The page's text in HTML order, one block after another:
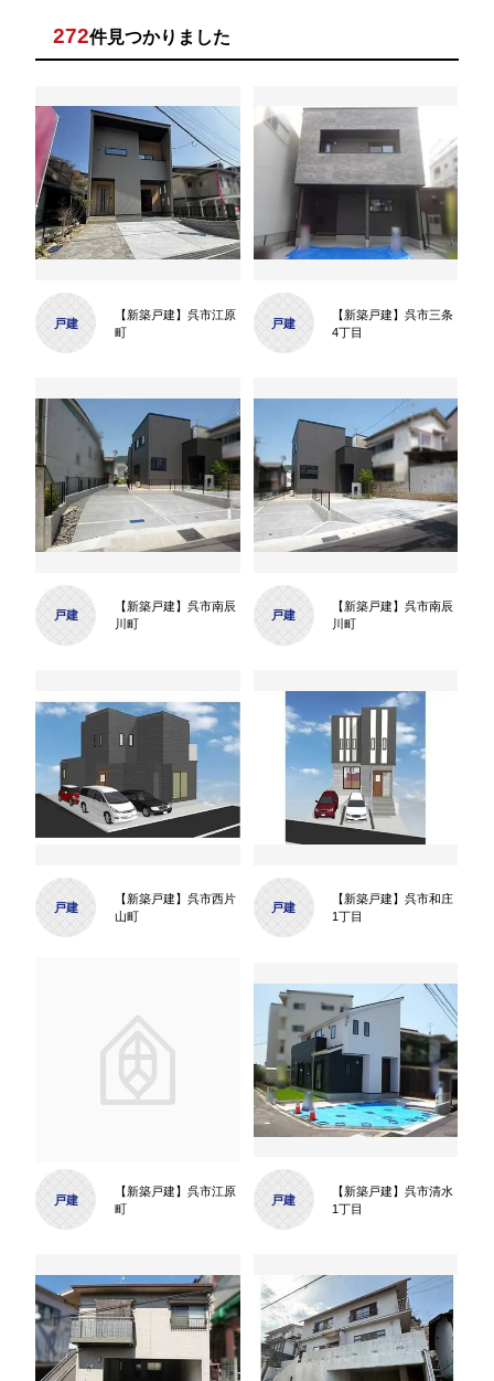
272件見つかりました
戸建
【新築戸建】呉市江原
町
戸建
【新築戸建】呉市三条
4丁目
戸建
【新築戸建】呉市南辰
川町
戸建
【新築戸建】呉市南辰
川町
戸建
【新築戸建】呉市西片
山町
戸建
【新築戸建】呉市和庄
1丁目
戸建
【新築戸建】呉市江原
町
戸建
【新築戸建】呉市清水
1丁目